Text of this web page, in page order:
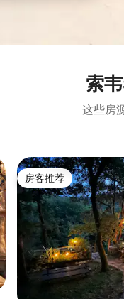
索
这些房
房客推荐
房客推荐